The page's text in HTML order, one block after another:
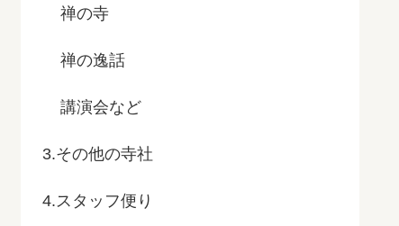
禅の寺
禅の逸話
講演会など
3.その他の寺社
4.スタッフ便り